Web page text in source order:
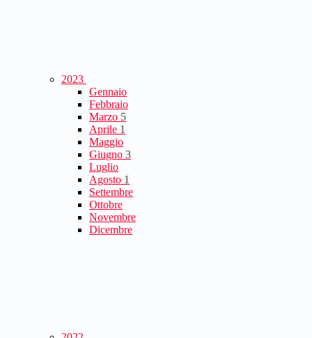
2023
Gennaio
Febbraio
Marzo 5
Aprile 1
Maggio
Giugno 3
Luglio
Agosto 1
Settembre
Ottobre
Novembre
Dicembre